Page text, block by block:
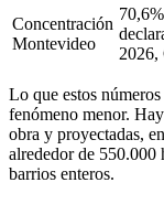
Concentración
Montevideo
2026,
Lo que estos
fenómeno menor.
obra y proyectadas,
alrededor de 550.000
barrios enteros.